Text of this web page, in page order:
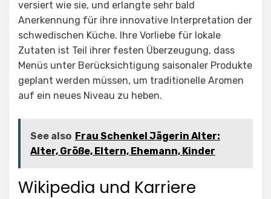
versiert wie sie, und erlangte sehr bald
Anerkennung für ihre innovative Interpretation der
schwedischen Küche. Ihre Vorliebe für lokale
Zutaten ist Teil ihrer festen Überzeugung, dass
Menüs unter Berücksichtigung saisonaler Produkte
geplant werden müssen, um traditionelle Aromen
auf ein neues Niveau zu heben.
See also Frau Schenkel Jägerin Alter:
Alter, Größe, Eltern, Ehemann, Kinder
Wikipedia und Karriere